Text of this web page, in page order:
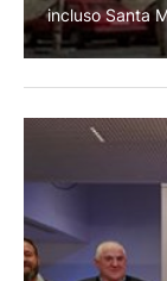
incluso Santa
más grande.
humanos